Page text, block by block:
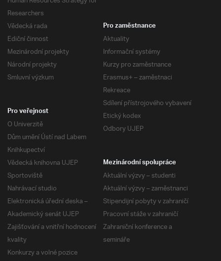
Researchers
Vědecká rada
Ediční činnost
Mezinárodní projekty
Národní projekty
Smluvní výzkum
Pro zaměstnance
Aktuality
Informační systémy
Kurzy pro zaměstnance
Erasmus+ – zaměstnaci
Rekreace
Sdílení přístrojového vybavení
Etický kodex
Odbory UJEP
Pro veřejnost
O Univerzitě
Dům umění Ústí nad Labem
Knihkupectví
Vědecká knihovna UJEP
Sportoviště
Nahrávací studio
Elektronická úřední deska –
Akademický senát UJEP
Zajišťování a vnitřní hodnocení
kvality
Konkurzy a volné pozice
Mezinárodní spolupráce
Aktuální výzvy – studenti
Aktuální výzvy – zaměstnanci
Stipendijní pobyty v zahraničí
Pracovní stáže v zahraničí
Zahraniční konference a
semináře